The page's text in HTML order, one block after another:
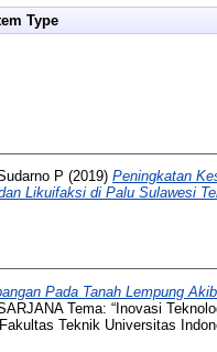
Type
P (2019) Peningkatan
Likuifaksi di Palu Sulawesi
Pada Tanah Lempung
Tema: “Inovasi
Teknik Universitas